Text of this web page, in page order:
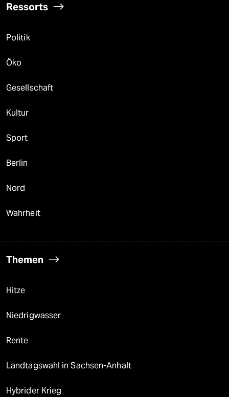
Ressorts
Politik
Öko
Gesellschaft
Kultur
Sport
Berlin
Nord
Wahrheit
Themen
Hitze
Niedrigwasser
Rente
Landtagswahl in Sachsen-Anhalt
Hybrider Krieg